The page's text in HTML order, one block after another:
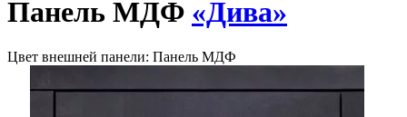
Панель МДФ «Дива»
Цвет внешней панели: Панель МДФ